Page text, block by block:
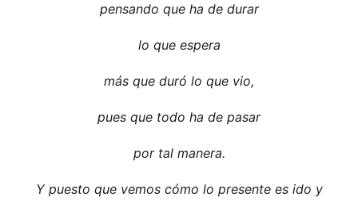
pensando que ha de durar
lo que espera
más que duró lo que vio,
pues que todo ha de pasar
por tal manera.
Y puesto que vemos cómo lo presente es ido y